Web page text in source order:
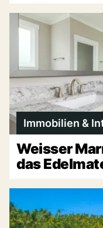
Immobilien &
Weisser
das